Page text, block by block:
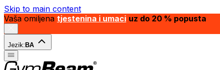
Skip to main content
Vaša omiljena tjestenina i umaci uz do 20 % popusta
Jezik: BA